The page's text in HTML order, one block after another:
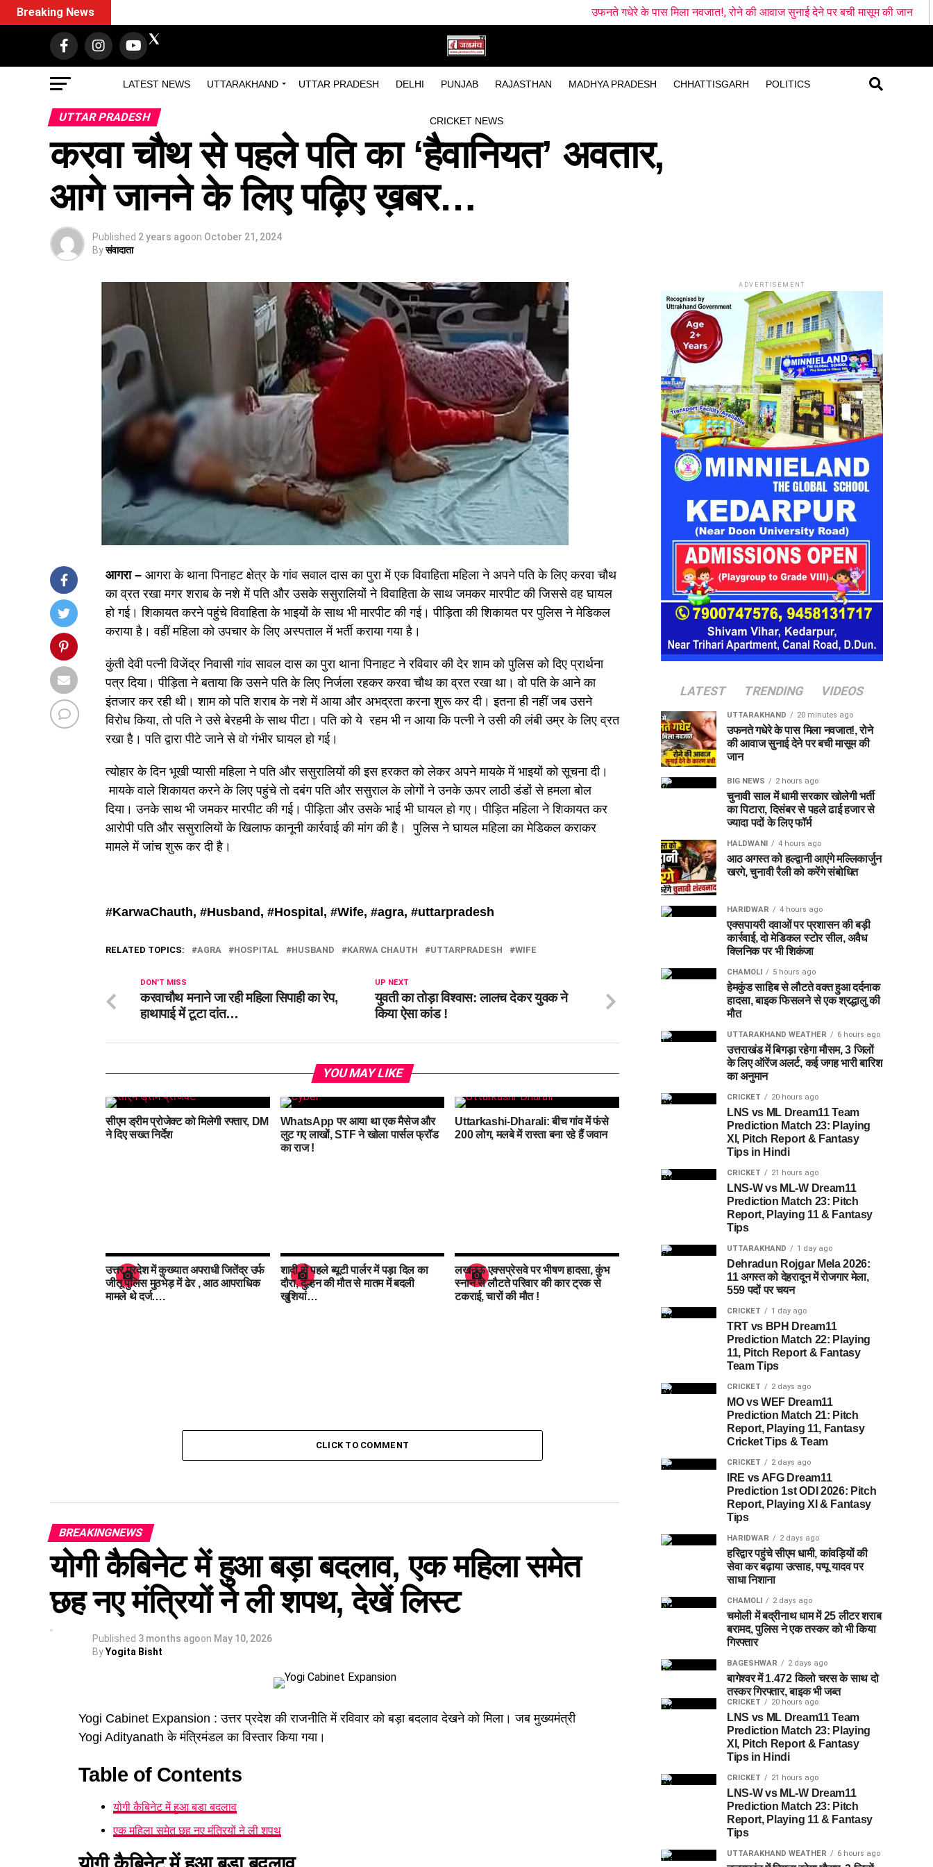
LATEST NEWS UTTARAKHAND UTTAR PRADESH DELHI PUNJAB RAJASTHAN MADHYA PRADESH CHHATTISGARH POLITICS
CRICKET NEWS
Breaking News उफनते गधेरे के पास मिला नवजात!, रोने की आवाज सुनाई देने पर बची मासूम की जान चुनावी साल में
UTTAR PRADESH
करवा चौथ से पहले पति का ‘हैवानियत’ अवतार,
आगे जानने के लिए पढ़िए ख़बर…
Published 2 years agoon October 21, 2024
Byसंवादाता
आगरा – आगरा के थाना पिनाहट क्षेत्र के गांव सवाल दास का पुरा में एक विवाहिता महिला ने अपने पति के लिए करवा चौथ
का व्रत रखा मगर शराब के नशे में पति और उसके ससुरालियों ने विवाहिता के साथ जमकर मारपीट की जिससे वह घायल
हो गई। शिकायत करने पहुंचे विवाहिता के भाइयों के साथ भी मारपीट की गई। पीड़िता की शिकायत पर पुलिस ने मेडिकल
कराया है। वहीं महिला को उपचार के लिए अस्पताल में भर्ती कराया गया है।
कुंती देवी पत्नी विजेंद्र निवासी गांव सावल दास का पुरा थाना पिनाहट ने रविवार की देर शाम को पुलिस को दिए प्रार्थना
पत्र दिया। पीड़िता ने बताया कि उसने पति के लिए निर्जला रहकर करवा चौथ का व्रत रखा था। वो पति के आने का
इंतजार कर रही थी। शाम को पति शराब के नशे में आया और अभद्रता करना शुरू कर दी। इतना ही नहीं जब उसने
विरोध किया, तो पति ने उसे बेरहमी के साथ पीटा। पति को ये रहम भी न आया कि पत्नी ने उसी की लंबी उम्र के लिए व्रत
रखा है। पति द्वारा पीटे जाने से वो गंभीर घायल हो गई।
त्योहार के दिन भूखी प्यासी महिला ने पति और ससुरालियों की इस हरकत को लेकर अपने मायके में भाइयों को सूचना दी।
मायके वाले शिकायत करने के लिए पहुंचे तो दबंग पति और ससुराल के लोगों ने उनके ऊपर लाठी डंडों से हमला बोल
दिया। उनके साथ भी जमकर मारपीट की गई। पीड़िता और उसके भाई भी घायल हो गए। पीड़ित महिला ने शिकायत कर
आरोपी पति और ससुरालियों के खिलाफ कानूनी कार्रवाई की मांग की है। पुलिस ने घायल महिला का मेडिकल कराकर
मामले में जांच शुरू कर दी है।
#KarwaChauth, #Husband, #Hospital, #Wife, #agra, #uttarpradesh
RELATED TOPICS: AGRA HOSPITAL HUSBAND KARWA CHAUTH UTTARPRADESH WIFE
UP NEXT
युवती का तोड़ा विश्वास: लालच देकर युवक ने
किया ऐसा कांड !
DON'T MISS
करवाचौथ मनाने जा रही महिला सिपाही का रेप,
हाथापाई में टूटा दांत…
YOU MAY LIKE
सीएम ड्रीम प्रोजेक्ट को मिलेगी रफ्तार, DM
ने दिए सख्त निर्देश
WhatsApp पर आया था एक मैसेज और
लुट गए लाखों, STF ने खोला पार्सल फ्रॉड
का राज !
Uttarkashi-Dharali: बीच गांव में फंसे
200 लोग, मलबे में रास्ता बना रहे हैं जवान
उत्तर प्रदेश में कुख्यात अपराधी जितेंद्र उर्फ
जीतू पुलिस मुठभेड़ में ढेर , आठ आपराधिक
मामले थे दर्ज….
शादी से पहले ब्यूटी पार्लर में पड़ा दिल का
दौरा, दुल्हन की मौत से मातम में बदली
खुशियां…
लखनऊ एक्सप्रेसवे पर भीषण हादसा, कुंभ
स्नान से लौटते परिवार की कार ट्रक से
टकराई, चारों की मौत !
CLICK TO COMMENT
BREAKINGNEWS
योगी कैबिनेट में हुआ बड़ा बदलाव, एक महिला समेत
छह नए मंत्रियों ने ली शपथ, देखें लिस्ट
Published 3 months agoon May 10, 2026
ByYogita Bisht
Yogi Cabinet Expansion : उत्तर प्रदेश की राजनीति में रविवार को बड़ा बदलाव देखने को मिला। जब मुख्यमंत्री
Yogi Adityanath के मंत्रिमंडल का विस्तार किया गया।
Table of Contents
योगी कैबिनेट में हुआ बड़ा बदलाव
एक महिला समेत छह नए मंत्रियों ने ली शपथ
ADVERTISEMENT
LATEST TRENDING VIDEOS
UTTARAKHAND 20 minutes ago
उफनते गधेरे के पास मिला नवजात!, रोने
की आवाज सुनाई देने पर बची मासूम की
जान
BIG NEWS 2 hours ago
चुनावी साल में धामी सरकार खोलेगी भर्ती
का पिटारा, दिसंबर से पहले ढाई हजार से
ज्यादा पदों के लिए फॉर्म
HALDWANI 4 hours ago
आठ अगस्त को हल्द्वानी आएंगे मल्लिकार्जुन
खरगे, चुनावी रैली को करेंगे संबोधित
HARIDWAR 4 hours ago
एक्सपायरी दवाओं पर प्रशासन की बड़ी
कार्रवाई, दो मेडिकल स्टोर सील, अवैध
क्लिनिक पर भी शिकंजा
CHAMOLI 5 hours ago
हेमकुंड साहिब से लौटते वक्त हुआ दर्दनाक
हादसा, बाइक फिसलने से एक श्रद्धालु की
मौत
UTTARAKHAND WEATHER 6 hours ago
उत्तराखंड में बिगड़ा रहेगा मौसम, 3 जिलों
के लिए ऑरेंज अलर्ट, कई जगह भारी बारिश
का अनुमान
CRICKET 20 hours ago
LNS vs ML Dream11 Team
Prediction Match 23: Playing
XI, Pitch Report & Fantasy
Tips in Hindi
CRICKET 21 hours ago
LNS-W vs ML-W Dream11
Prediction Match 23: Pitch
Report, Playing 11 & Fantasy
Tips
UTTARAKHAND 1 day ago
Dehradun Rojgar Mela 2026:
11 अगस्त को देहरादून में रोजगार मेला,
559 पदों पर चयन
CRICKET 1 day ago
TRT vs BPH Dream11
Prediction Match 22: Playing
11, Pitch Report & Fantasy
Team Tips
CRICKET 2 days ago
MO vs WEF Dream11
Prediction Match 21: Pitch
Report, Playing 11, Fantasy
Cricket Tips & Team
CRICKET 2 days ago
IRE vs AFG Dream11
Prediction 1st ODI 2026: Pitch
Report, Playing XI & Fantasy
Tips
HARIDWAR 2 days ago
हरिद्वार पहुंचे सीएम धामी, कांवड़ियों की
सेवा कर बढ़ाया उत्साह, पप्पू यादव पर
साधा निशाना
CHAMOLI 2 days ago
चमोली में बद्रीनाथ धाम में 25 लीटर शराब
बरामद, पुलिस ने एक तस्कर को भी किया
गिरफ्तार
BAGESHWAR 2 days ago
बागेश्वर में 1.472 किलो चरस के साथ दो
तस्कर गिरफ्तार, बाइक भी जब्त
CRICKET 20 hours ago
LNS vs ML Dream11 Team
Prediction Match 23: Playing
XI, Pitch Report & Fantasy
Tips in Hindi
CRICKET 21 hours ago
LNS-W vs ML-W Dream11
Prediction Match 23: Pitch
Report, Playing 11 & Fantasy
Tips
UTTARAKHAND WEATHER 6 hours ago